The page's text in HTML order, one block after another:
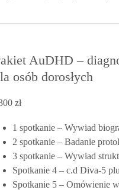
AuDHD –
osób dorosłych
zł
1 spotkanie – Wywiad
2 spotkanie – Badanie
3 spotkanie – Wywiad
Spotkanie 4 – c.d Diva-5
Spotkanie 5 – Omówienie